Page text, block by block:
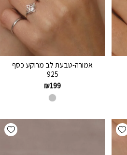
אמורה-טבעת לב מרוקע כסף
925
₪199
Add wishlist